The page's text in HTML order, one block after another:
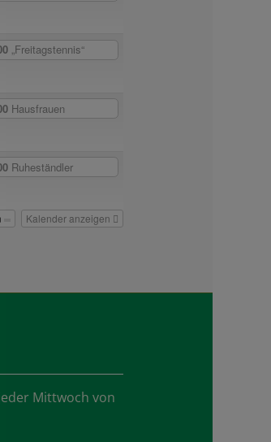
„Freitagstennis“
Hausfrauen
Ruheständler
Kalender anzeigen
Mittwoch von